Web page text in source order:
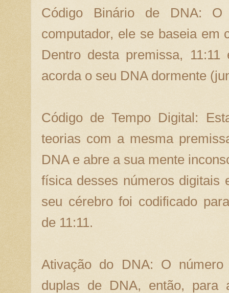
Código Binário de DNA:
computador, ele se baseia em
Dentro desta premissa,
acorda o seu DNA dormente
Código de Tempo Digital:
teorias com a mesma
DNA e abre a sua mente
física desses números digitais
seu cérebro foi codificado
de 11:11.
Ativação do DNA: O número
duplas de DNA, então, para